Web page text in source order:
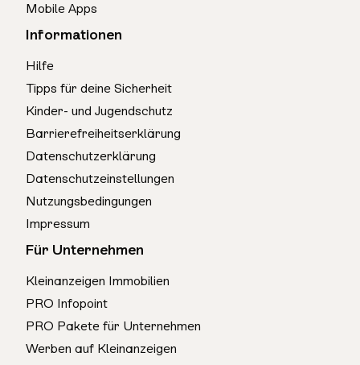
Mobile Apps
Informationen
Hilfe
Tipps für deine Sicherheit
Kinder- und Jugendschutz
Barrierefreiheitserklärung
Datenschutzerklärung
Datenschutzeinstellungen
Nutzungsbedingungen
Impressum
Für Unternehmen
Kleinanzeigen Immobilien
PRO Infopoint
PRO Pakete für Unternehmen
Werben auf Kleinanzeigen